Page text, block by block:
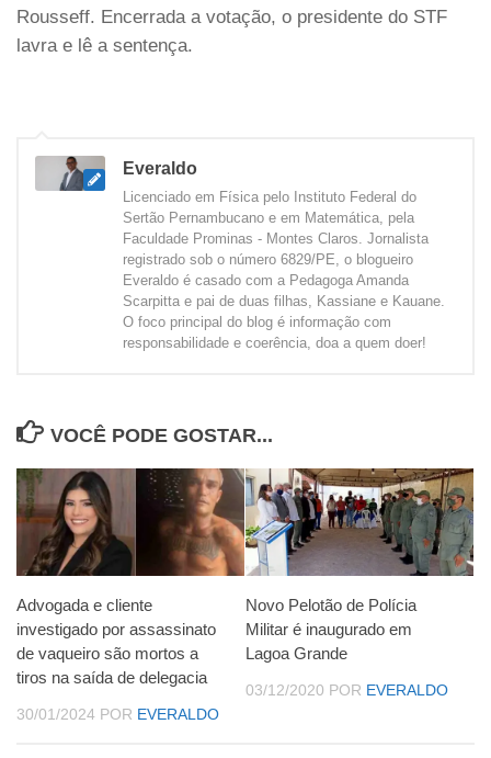
Rousseff. Encerrada a votação, o presidente do STF
lavra e lê a sentença.
Everaldo
Licenciado em Física pelo Instituto Federal do
Sertão Pernambucano e em Matemática, pela
Faculdade Prominas - Montes Claros. Jornalista
registrado sob o número 6829/PE, o blogueiro
Everaldo é casado com a Pedagoga Amanda
Scarpitta e pai de duas filhas, Kassiane e Kauane.
O foco principal do blog é informação com
responsabilidade e coerência, doa a quem doer!
VOCÊ PODE GOSTAR...
Advogada e cliente
investigado por assassinato
de vaqueiro são mortos a
tiros na saída de delegacia
30/01/2024 POR EVERALDO
Novo Pelotão de Polícia
Militar é inaugurado em
Lagoa Grande
03/12/2020 POR EVERALDO